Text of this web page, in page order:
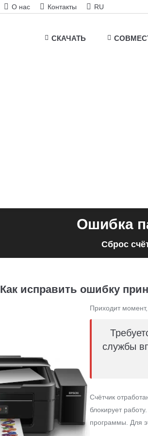
О нас Контакты RU
СКАЧАТЬ
Ошибка
Сброс
Как исправить ошибку
Приходит момент,
службы
Счётчик
блокирует
программы. Для